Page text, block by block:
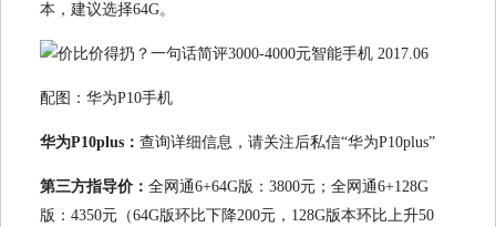
本，建议选择64G。
配图：华为P10手机
华为P10plus： 查询详细信息，请关注后私信“华为P10plus”
第三方指导价： 全网通6+64G版：3800元；全网通6+128G
版：4350元（64G版环比下降200元，128G版本环比上升50